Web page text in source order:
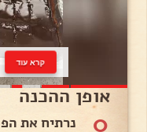
קרא עוד
אופן ההכנה
0
נרתיח את